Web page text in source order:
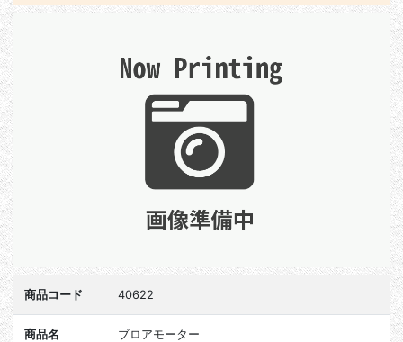
商品コード 40622
商品名 ブロアモーター